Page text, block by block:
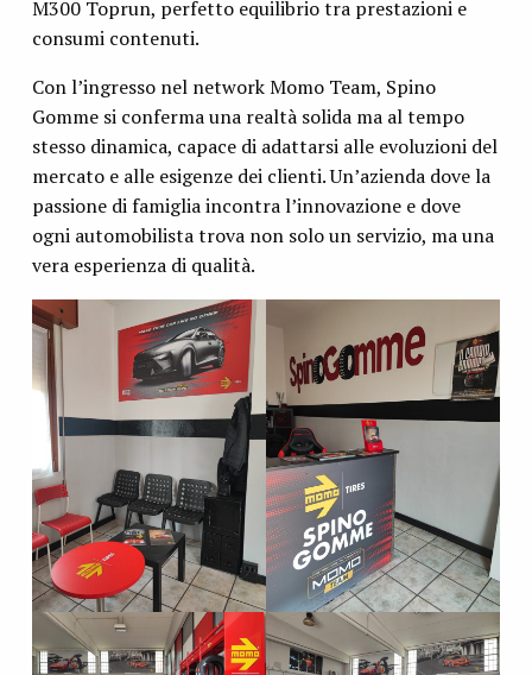
M300 Toprun, perfetto equilibrio tra prestazioni e
consumi contenuti.
Con l’ingresso nel network Momo Team, Spino
Gomme si conferma una realtà solida ma al tempo
stesso dinamica, capace di adattarsi alle evoluzioni del
mercato e alle esigenze dei clienti. Un’azienda dove la
passione di famiglia incontra l’innovazione e dove
ogni automobilista trova non solo un servizio, ma una
vera esperienza di qualità.